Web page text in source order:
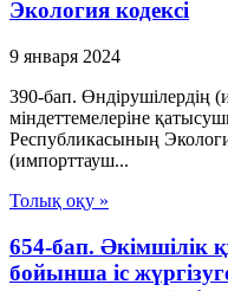
Экология кодексі
9 января 2024
390-бап. Өндірушілердің
міндеттемелеріне
Республикасының
(импорттауш...
Толық оқу »
654-бап. Әкiмшiлiк
бойынша iс